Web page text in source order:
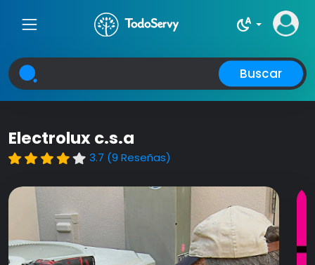
night_sight_auto
Buscar
Electrolux c.s.a
3.7 (9 Reseñas)